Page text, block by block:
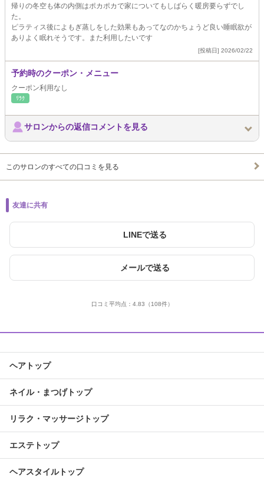
帰りの冬空も体の内側はポカポカで家についてもしばらく暖房要らずでし
た。
ピラティス後によもぎ蒸しをした効果もあってなのかちょうど良い睡眠欲が
ありよく眠れそうです。また利用したいです
[投稿日] 2026/02/22
予約時のクーポン・メニュー
クーポン利用なし
ﾘﾗｸ
サロンからの返信コメントを見る
このサロンのすべての口コミを見る
友達に共有
LINEで送る
メールで送る
口コミ平均点： 4.83 （108件）
ヘアトップ
ネイル・まつげトップ
リラク・マッサージトップ
エステトップ
ヘアスタイルトップ